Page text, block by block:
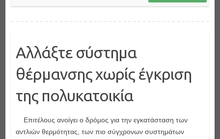
Αλλάξτε σύστημα
θέρμανσης χωρίς έγκριση
της πολυκατοικία
Επιτέλους ανοίγει ο δρόμος για την εγκατάσταση των
αντλιών θερμότητας, των πιο σύγχρονων συστημάτων